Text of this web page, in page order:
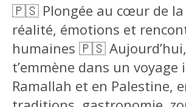
🇵🇸 Plongée au cœur de la
réalité, émotions et
humaines 🇵🇸
t’emmène dans un voyage
Ramallah et en Palestine,